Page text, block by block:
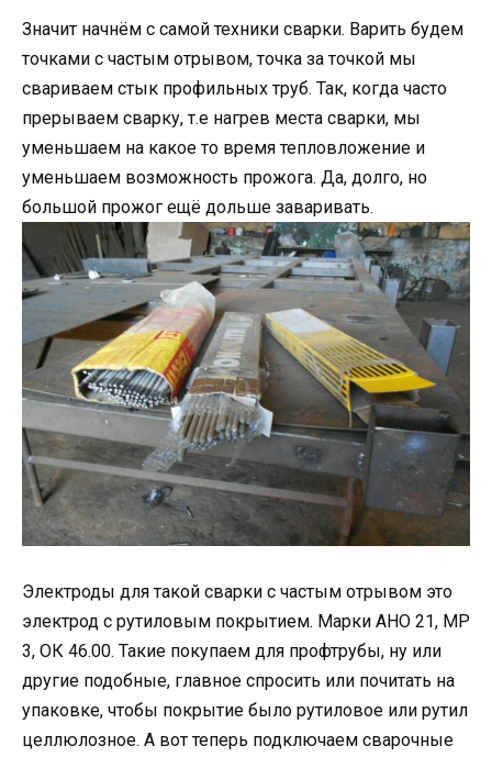
Значит начнём с самой техники сварки. Варить будем
точками с частым отрывом, точка за точкой мы
свариваем стык профильных труб. Так, когда часто
прерываем сварку, т.е нагрев места сварки, мы
уменьшаем на какое то время тепловложение и
уменьшаем возможность прожога. Да, долго, но
большой прожог ещё дольше заваривать.
Электроды для такой сварки с частым отрывом это
электрод с рутиловым покрытием. Марки АНО 21, МР
3, ОК 46.00. Такие покупаем для профтрубы, ну или
другие подобные, главное спросить или почитать на
упаковке, чтобы покрытие было рутиловое или рутил
целлюлозное. А вот теперь подключаем сварочные